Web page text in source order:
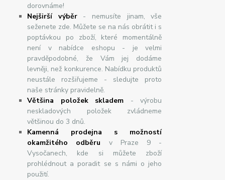
dorovnáme!
Nejširšívýběr- nemusíte jinam, vše
seženete zde. Můžete se na nás obrátit i s
poptávkou po zboží, které momentálně
není v nabídce eshopu - je velmi
pravděpodobné, že Vám jej dodáme
levněji, než konkurence. Nabídku produktů
neustále rozšiřujeme - sledujte proto
naše stránky pravidelně.
Většina položek skladem - výrobu
neskladových položek zvládneme
většinou do 3 dnů.
Kamenná prodejna s možností
okamžitého odběru v Praze 9 -
Vysočanech, kde si můžete zboží
prohlédnout a poradit se s námi o jeho
použití.